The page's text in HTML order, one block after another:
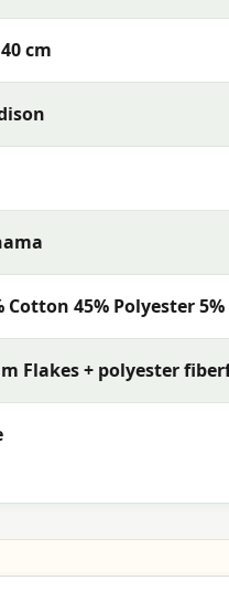
cm
Cotton 45% Polyester
Flakes + polyester